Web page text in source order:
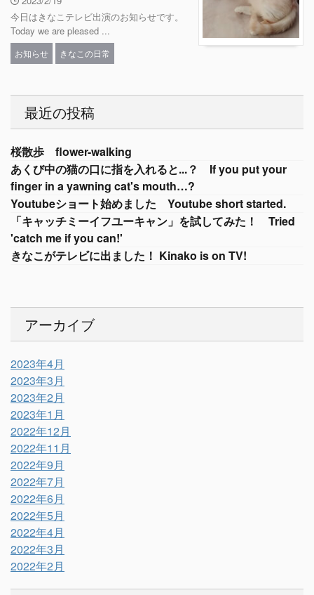
今日はきなこテレビ出演のお知らせです。
Today we are pleased ...
お知らせ きなこの日常
最近の投稿
桜散歩 flower-walking
あくび中の猫の口に指を入れると...？ If you put your
finger in a yawning cat's mouth…?
Youtubeショート始めました Youtube short started.
「キャッチミーイフユーキャン」を試してみた！ Tried
'catch me if you can!'
きなこがテレビに出ました！ Kinako is on TV!
アーカイブ
2023年4月
2023年3月
2023年2月
2023年1月
2022年12月
2022年11月
2022年9月
2022年7月
2022年6月
2022年5月
2022年4月
2022年3月
2022年2月